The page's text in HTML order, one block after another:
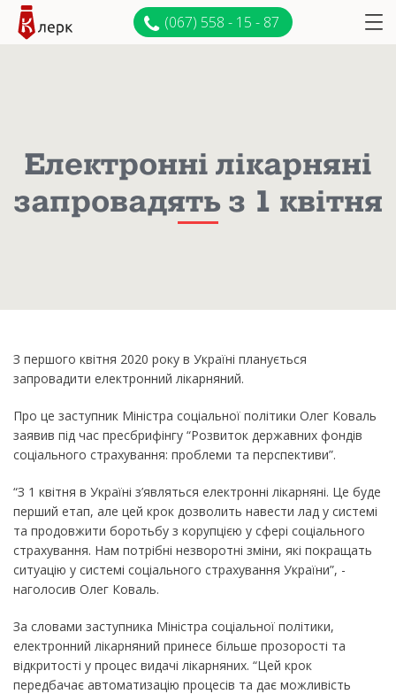
(067) 558 - 15 - 87
Електронні лікарняні
запровадять з 1 квітня
З першого квітня 2020 року в Україні планується
запровадити електронний лікарняний.
Про це заступник Міністра соціальної політики Олег Коваль
заявив під час пресбрифінгу “Розвиток державних фондів
соціального страхування: проблеми та перспективи”.
“З 1 квітня в Україні з’являться електронні лікарняні. Це буде
перший етап, але цей крок дозволить навести лад у системі
та продовжити боротьбу з корупцією у сфері соціального
страхування. Нам потрібні незворотні зміни, які покращать
ситуацію у системі соціального страхування України”, -
наголосив Олег Коваль.
За словами заступника Міністра соціальної політики,
електронний лікарняний принесе більше прозорості та
відкритості у процес видачі лікарняних. “Цей крок
передбачає автоматизацію процесів та дає можливість